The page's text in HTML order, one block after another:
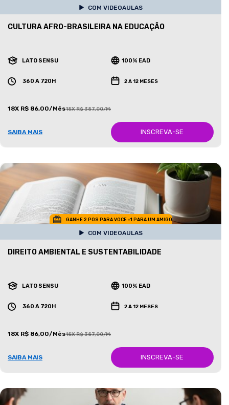
COM VIDEOAULAS
CULTURA AFRO-BRASILEIRA NA EDUCAÇÃO
LATO SENSU 100% EAD
360 A 720H 2 A 12 MESES
18X R$ 86,00/Mês18X R$ 387,00/Mês
SAIBA MAIS INSCREVA-SE
GANHE 2 POS PARA VOCE +1 PARA UM AMIGO
COM VIDEOAULAS
DIREITO AMBIENTAL E SUSTENTABILIDADE
LATO SENSU 100% EAD
360 A 720H 2 A 12 MESES
18X R$ 86,00/Mês18X R$ 387,00/Mês
SAIBA MAIS INSCREVA-SE